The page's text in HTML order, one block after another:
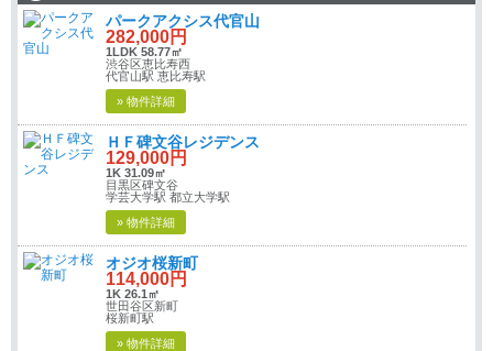
パークアクシス代官山
282,000円
1LDK 58.77㎡
渋谷区恵比寿西
代官山駅 恵比寿駅
» 物件詳細
ＨＦ碑文谷レジデンス
129,000円
1K 31.09㎡
目黒区碑文谷
学芸大学駅 都立大学駅
» 物件詳細
オジオ桜新町
114,000円
1K 26.1㎡
世田谷区新町
桜新町駅
» 物件詳細